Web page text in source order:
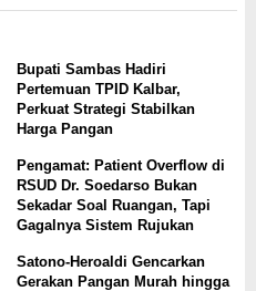
Bupati Sambas Hadiri
Pertemuan TPID Kalbar,
Perkuat Strategi Stabilkan
Harga Pangan
Pengamat: Patient Overflow di
RSUD Dr. Soedarso Bukan
Sekadar Soal Ruangan, Tapi
Gagalnya Sistem Rujukan
Satono-Heroaldi Gencarkan
Gerakan Pangan Murah hingga